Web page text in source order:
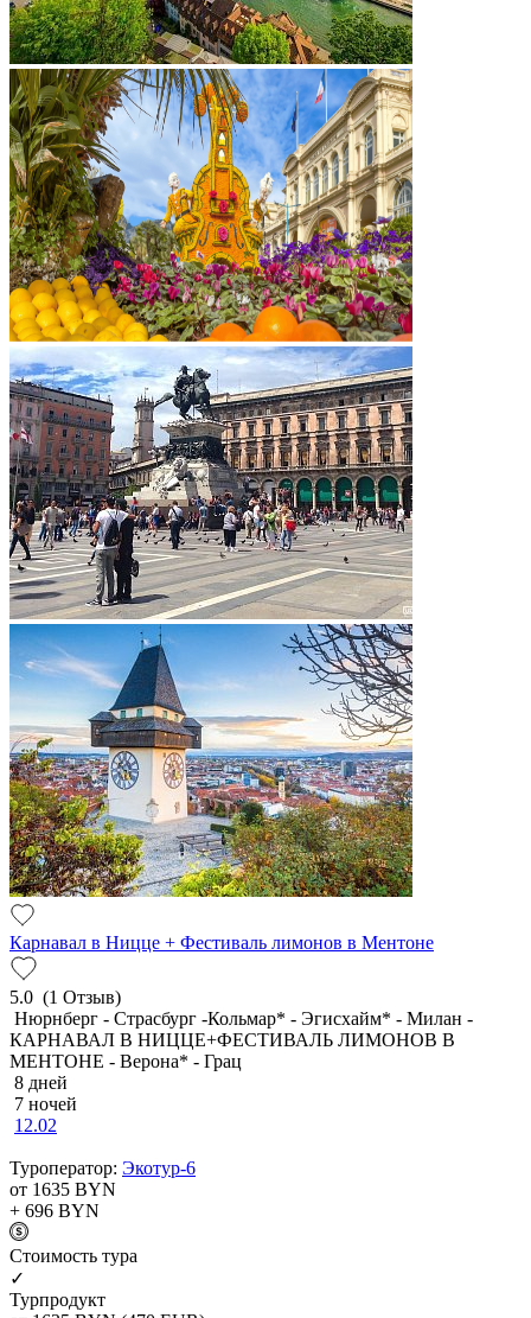
Карнавал в Ницце + Фестиваль лимонов в Ментоне
5.0 (1 Отзыв)
Нюрнберг - Страсбург -Кольмар* - Эгисхайм* - Милан -
КАРНАВАЛ В НИЦЦЕ+ФЕСТИВАЛЬ ЛИМОНОВ В
МЕНТОНЕ - Верона* - Грац
8 дней
7 ночей
12.02
Туроператор: Экотур-6
от 1635 BYN
+ 696 BYN
Cтоимость тура
✓
Турпродукт